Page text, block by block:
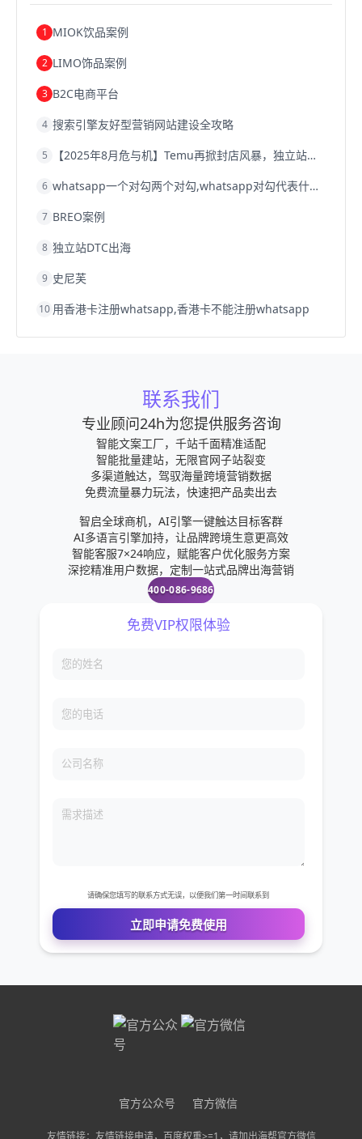
浙江跨境电商宁波跨境电商跨境电商的模式
跨境电商优势跨境电商的优势
1 MIOK饮品案例
2 LIMO饰品案例
3 B2C电商平台
4 搜索引擎友好型营销网站建设全攻略
5 【2025年8月危与机】Temu再掀封店风暴，独立站才是跨境卖家的避险通道
6 whatsapp一个对勾两个对勾,whatsapp对勾代表什么意思
7 BREO案例
8 独立站DTC出海
9 史尼芙
10 用香港卡注册whatsapp,香港卡不能注册whatsapp
联系我们
专业顾问24h为您提供服务咨询
智能文案工厂，千站千面精准适配
智能批量建站，无限官网子站裂变
多渠道触达，驾驭海量跨境营销数据
免费流量暴力玩法，快速把产品卖出去
智启全球商机，AI引擎一键触达目标客群
AI多语言引擎加持，让品牌跨境生意更高效
智能客服7×24响应，赋能客户优化服务方案
深挖精准用户数据，定制一站式品牌出海营销
400-086-9686
您的姓名
您的电话
官方公众号 官方微信